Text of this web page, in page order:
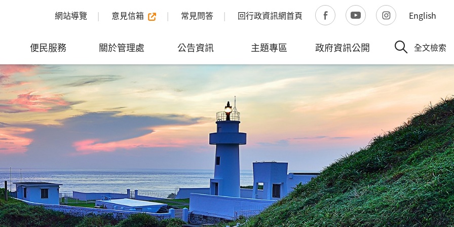
網站導覽 意見信箱 常見問答 回行政資訊網首頁 English
便民服務 關於管理處 公告資訊 主題專區 政府資訊公開 全文檢索